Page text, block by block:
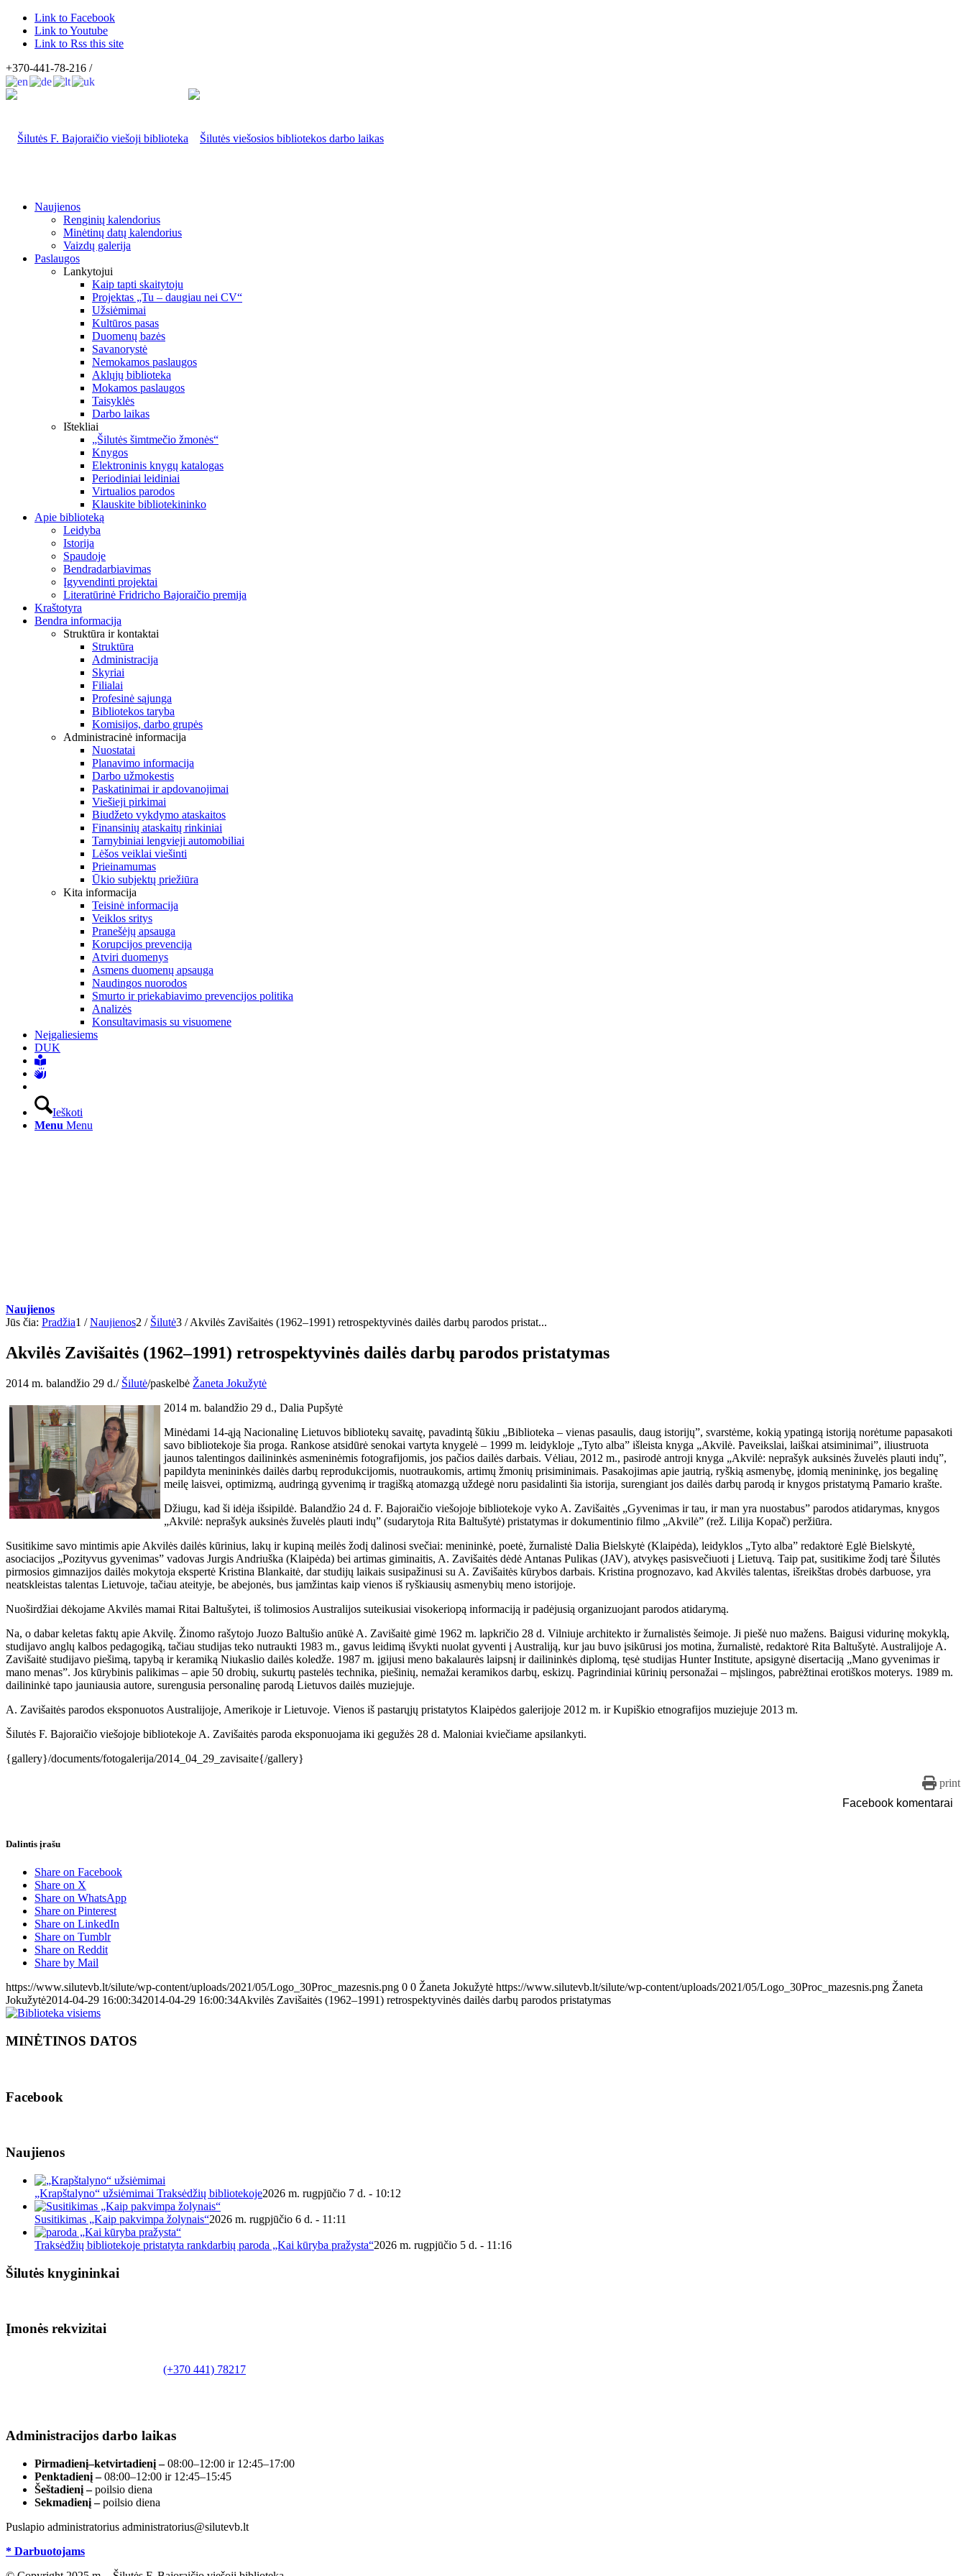
Link to Facebook
Link to Youtube
Link to Rss this site
+370-441-78-216 /
Naujienos
Renginių kalendorius
Minėtinų datų kalendorius
Vaizdų galerija
Paslaugos
Lankytojui
Kaip tapti skaitytoju
Projektas „Tu – daugiau nei CV“
Užsiėmimai
Kultūros pasas
Duomenų bazės
Savanorystė
Nemokamos paslaugos
Aklųjų biblioteka
Mokamos paslaugos
Taisyklės
Darbo laikas
Ištekliai
„Šilutės šimtmečio žmonės“
Knygos
Elektroninis knygų katalogas
Periodiniai leidiniai
Virtualios parodos
Klauskite bibliotekininko
Apie biblioteką
Leidyba
Istorija
Spaudoje
Bendradarbiavimas
Įgyvendinti projektai
Literatūrinė Fridricho Bajoraičio premija
Kraštotyra
Bendra informacija
Struktūra ir kontaktai
Struktūra
Administracija
Skyriai
Filialai
Profesinė sąjunga
Bibliotekos taryba
Komisijos, darbo grupės
Administracinė informacija
Nuostatai
Planavimo informacija
Darbo užmokestis
Paskatinimai ir apdovanojimai
Viešieji pirkimai
Biudžeto vykdymo ataskaitos
Finansinių ataskaitų rinkiniai
Tarnybiniai lengvieji automobiliai
Lėšos veiklai viešinti
Prieinamumas
Ūkio subjektų priežiūra
Kita informacija
Teisinė informacija
Veiklos sritys
Pranešėjų apsauga
Korupcijos prevencija
Atviri duomenys
Asmens duomenų apsauga
Naudingos nuorodos
Smurto ir priekabiavimo prevencijos politika
Analizės
Konsultavimasis su visuomene
Neįgaliesiems
DUK
Ieškoti
Menu Menu
Naujienos
Jūs čia: Pradžia1 / Naujienos2 / Šilutė3 / Akvilės Zavišaitės (1962–1991) retrospektyvinės dailės darbų parodos pristat...
Akvilės Zavišaitės (1962–1991) retrospektyvinės dailės darbų parodos pristatymas
2014 m. balandžio 29 d./ Šilutė/paskelbė Žaneta Jokužytė
2014 m. balandžio 29 d., Dalia Pupšytė
Minėdami 14-ąją Nacionalinę Lietuvos bibliotekų savaitę, pavadintą šūkiu „Biblioteka – vienas pasaulis, daug istorijų”, svarstėme, kokią ypatingą istoriją norėtume papasakoti
savo bibliotekoje šia proga. Rankose atsidūrė senokai vartyta knygelė – 1999 m. leidykloje „Tyto alba” išleista knyga „Akvilė. Paveikslai, laiškai atsiminimai”, iliustruota
jaunos talentingos dailininkės asmeninėmis fotografijomis, jos pačios dailės darbais. Vėliau, 2012 m., pasirodė antroji knyga „Akvilė: neprašyk auksinės žuvelės plauti indų”,
papildyta menininkės dailės darbų reprodukcijomis, nuotraukomis, artimų žmonių prisiminimais. Pasakojimas apie jautrią, ryškią asmenybę, įdomią menininkę, jos begalinę
meilę laisvei, optimizmą, audringą gyvenimą ir tragišką atomazgą uždegė noru pasidalinti šia istorija, surengiant jos dailės darbų parodą ir knygos pristatymą Pamario krašte.
Džiugu, kad ši idėja išsipildė. Balandžio 24 d. F. Bajoraičio viešojoje bibliotekoje vyko A. Zavišaitės „Gyvenimas ir tau, ir man yra nuostabus” parodos atidarymas, knygos
„Akvilė: neprašyk auksinės žuvelės plauti indų” (sudarytoja Rita Baltušytė) pristatymas ir dokumentinio filmo „Akvilė” (rež. Lilija Kopač) peržiūra.
Susitikime savo mintimis apie Akvilės dailės kūrinius, lakų ir kupiną meilės žodį dalinosi svečiai: menininkė, poetė, žurnalistė Dalia Bielskytė (Klaipėda), leidyklos „Tyto alba” redaktorė Eglė Bielskytė,
asociacijos „Pozityvus gyvenimas” vadovas Jurgis Andriuška (Klaipėda) bei artimas giminaitis, A. Zavišaitės dėdė Antanas Pulikas (JAV), atvykęs pasisvečiuoti į Lietuvą. Taip pat, susitikime žodį tarė Šilutės
pirmosios gimnazijos dailės mokytoja ekspertė Kristina Blankaitė, dar studijų laikais susipažinusi su A. Zavišaitės kūrybos darbais. Kristina prognozavo, kad Akvilės talentas, išreikštas drobės darbuose, yra
neatskleistas talentas Lietuvoje, tačiau ateityje, be abejonės, bus įamžintas kaip vienos iš ryškiausių asmenybių meno istorijoje.
Nuoširdžiai dėkojame Akvilės mamai Ritai Baltušytei, iš tolimosios Australijos suteikusiai visokeriopą informaciją ir padėjusią organizuojant parodos atidarymą.
Na, o dabar keletas faktų apie Akvilę. Žinomo rašytojo Juozo Baltušio anūkė A. Zavišaitė gimė 1962 m. lapkričio 28 d. Vilniuje architekto ir žurnalistės šeimoje. Ji piešė nuo mažens. Baigusi vidurinę mokyklą,
studijavo anglų kalbos pedagogiką, tačiau studijas teko nutraukti 1983 m., gavus leidimą išvykti nuolat gyventi į Australiją, kur jau buvo įsikūrusi jos motina, žurnalistė, redaktorė Rita Baltušytė. Australijoje A.
Zavišaitė studijavo piešimą, tapybą ir keramiką Niukaslio dailės koledže. 1987 m. įgijusi meno bakalaurės laipsnį ir dailininkės diplomą, tęsė studijas Hunter Institute, apsigynė disertaciją „Mano gyvenimas ir
mano menas”. Jos kūrybinis palikimas – apie 50 drobių, sukurtų pastelės technika, piešinių, nemažai keramikos darbų, eskizų. Pagrindiniai kūrinių personažai – mįslingos, pabrėžtinai erotiškos moterys. 1989 m.
dailininkė tapo jauniausia autore, surengusia personalinę parodą Lietuvos dailės muziejuje.
A. Zavišaitės parodos eksponuotos Australijoje, Amerikoje ir Lietuvoje. Vienos iš pastarųjų pristatytos Klaipėdos galerijoje 2012 m. ir Kupiškio etnografijos muziejuje 2013 m.
Šilutės F. Bajoraičio viešojoje bibliotekoje A. Zavišaitės paroda eksponuojama iki gegužės 28 d. Maloniai kviečiame apsilankyti.
{gallery}/documents/fotogalerija/2014_04_29_zavisaite{/gallery}
print
Facebook komentarai
Dalintis įrašu
Share on Facebook
Share on X
Share on WhatsApp
Share on Pinterest
Share on LinkedIn
Share on Tumblr
Share on Reddit
Share by Mail
https://www.silutevb.lt/silute/wp-content/uploads/2021/05/Logo_30Proc_mazesnis.png 0 0 Žaneta Jokužytė https://www.silutevb.lt/silute/wp-content/uploads/2021/05/Logo_30Proc_mazesnis.png Žaneta
Jokužytė2014-04-29 16:00:342014-04-29 16:00:34Akvilės Zavišaitės (1962–1991) retrospektyvinės dailės darbų parodos pristatymas
MINĖTINOS DATOS
Facebook
Naujienos
„Krapštalyno“ užsiėmimai Traksėdžių bibliotekoje2026 m. rugpjūčio 7 d. - 10:12
Susitikimas „Kaip pakvimpa žolynais“2026 m. rugpjūčio 6 d. - 11:11
Traksėdžių bibliotekoje pristatyta rankdarbių paroda „Kai kūryba pražysta“2026 m. rugpjūčio 5 d. - 11:16
Šilutės knygininkai
Įmonės rekvizitai
(+370 441) 78217
Administracijos darbo laikas
Pirmadienį–ketvirtadienį –08:00–12:00 ir 12:45–17:00
Penktadienį –08:00–12:00 ir 12:45–15:45
Šeštadienį –poilsio diena
Sekmadienį –poilsio diena
Puslapio administratorius administratorius@silutevb.lt
* Darbuotojams